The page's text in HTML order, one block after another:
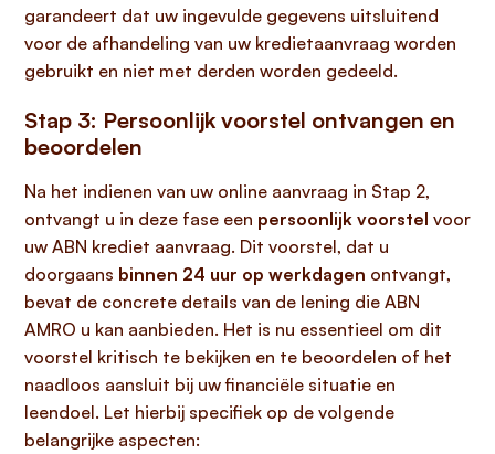
garandeert dat uw ingevulde gegevens uitsluitend
voor de afhandeling van uw kredietaanvraag worden
gebruikt en niet met derden worden gedeeld.
Stap 3: Persoonlijk voorstel ontvangen en
beoordelen
Na het indienen van uw online aanvraag in Stap 2,
ontvangt u in deze fase een persoonlijk voorstel voor
uw ABN krediet aanvraag. Dit voorstel, dat u
doorgaans binnen 24 uur op werkdagen ontvangt,
bevat de concrete details van de lening die ABN
AMRO u kan aanbieden. Het is nu essentieel om dit
voorstel kritisch te bekijken en te beoordelen of het
naadloos aansluit bij uw financiële situatie en
leendoel. Let hierbij specifiek op de volgende
belangrijke aspecten: